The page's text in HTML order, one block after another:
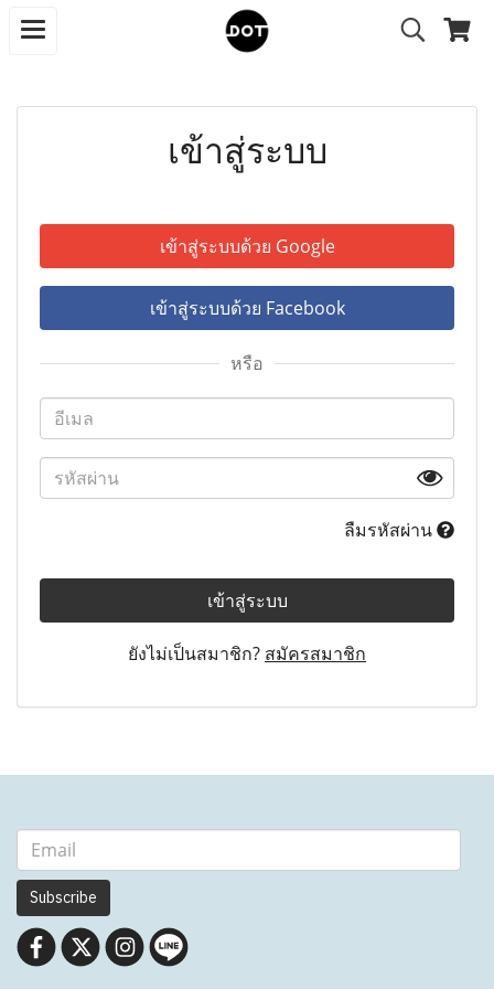
เข้าสู่ระบบ
เข้าสู่ระบบด้วย Google
เข้าสู่ระบบด้วย Facebook
หรือ
ลืมรหัสผ่าน
เข้าสู่ระบบ
ยังไม่เป็นสมาชิก? สมัครสมาชิก
Subscribe